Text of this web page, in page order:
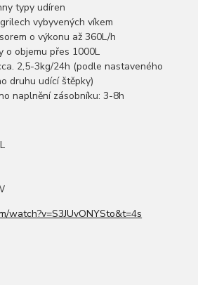
typy udíren
vybyvených víkem
o výkonu až 360L/h
o objemu přes 1000L
2,5-3kg/24h (podle nastaveného
druhu udící štěpky)
naplnění zásobníku: 3-8h
watch?v=S3JUvONYSto&t=4s